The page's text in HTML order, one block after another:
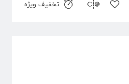
تخفیف ویژه